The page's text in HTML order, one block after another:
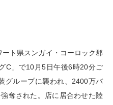
ート県スンガイ・コーロック郡
C」で10月5日午後6時20分ご
グループに襲われ、2400万バ
奪された。店に居合わせた陸